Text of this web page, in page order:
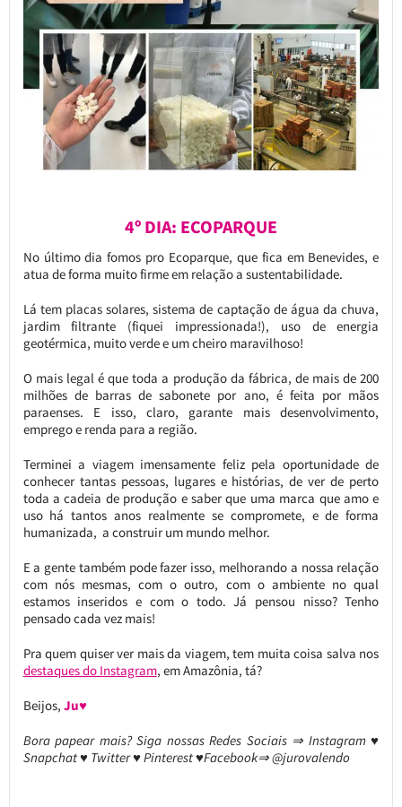
4º DIA: ECOPARQUE
No último dia fomos pro Ecoparque, que fica em Benevides, e
atua de forma muito firme em relação a sustentabilidade.
Lá tem placas solares, sistema de captação de água da chuva,
jardim filtrante (fiquei impressionada!), uso de energia
geotérmica, muito verde e um cheiro maravilhoso!
O mais legal é que toda a produção da fábrica, de mais de 200
milhões de barras de sabonete por ano, é feita por mãos
paraenses. E isso, claro, garante mais desenvolvimento,
emprego e renda para a região.
Terminei a viagem imensamente feliz pela oportunidade de
conhecer tantas pessoas, lugares e histórias, de ver de perto
toda a cadeia de produção e saber que uma marca que amo e
uso há tantos anos realmente se compromete, e de forma
humanizada, a construir um mundo melhor.
E a gente também pode fazer isso, melhorando a nossa relação
com nós mesmas, com o outro, com o ambiente no qual
estamos inseridos e com o todo. Já pensou nisso? Tenho
pensado cada vez mais!
Pra quem quiser ver mais da viagem, tem muita coisa salva nos
destaques do Instagram, em Amazônia, tá?
Beijos, Ju♥
Bora papear mais? Siga nossas Redes Sociais ⇒ Instagram ♥
Snapchat ♥ Twitter ♥ Pinterest ♥Facebook⇒ @jurovalendo